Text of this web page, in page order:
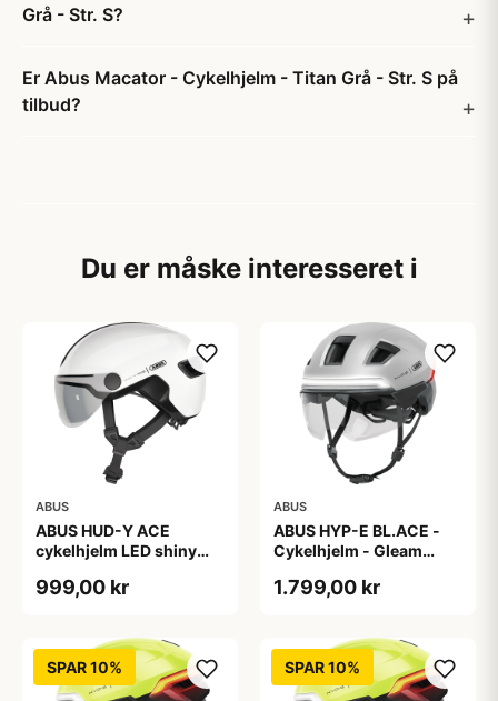
Grå - Str. S?
Er Abus Macator - Cykelhjelm - Titan Grå - Str. S på
tilbud?
Du er måske interesseret i
ABUS
ABUS HUD-Y ACE
cykelhjelm LED shiny
999,00 kr
ABUS
ABUS HYP-E BL.ACE -
Cykelhjelm - Gleam
1.799,00 kr
SPAR 10% SPAR 10%